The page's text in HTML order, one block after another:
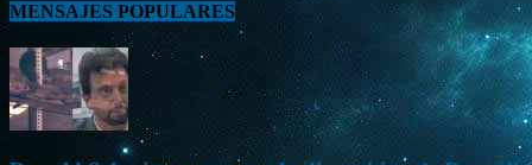
MENSAJES POPULARES